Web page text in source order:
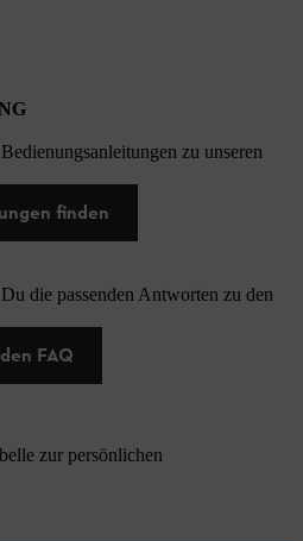
zu unseren
finden
die passenden Antworten zu den
FAQ
zur persönlichen